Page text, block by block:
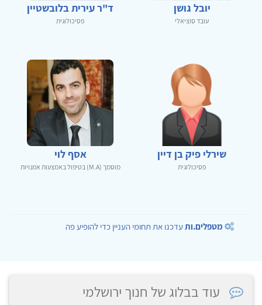
יובל גושן
עובד סוציאלי
ד"ר עירית בלובשטיין
פסיכולוגית
שירלי פיק בן דיין
פסיכולוגית
אסף לוי
מוסמך (M.A) בטיפול באמצעות אמנויות
מטפלים.ותעדכנו את תחומי העניין כדי להופיע פה
עוד בבלוג של חנוך ירושלמי